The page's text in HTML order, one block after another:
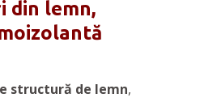
din lemn,
structură de lemn,